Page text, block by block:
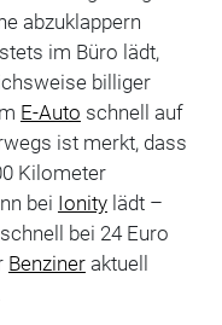
abzuklappern
im Büro lädt,
billiger
E-Auto schnell auf
ist merkt, dass
Kilometer
bei Ionitylädt –
bei 24 Euro
Benzineraktuell